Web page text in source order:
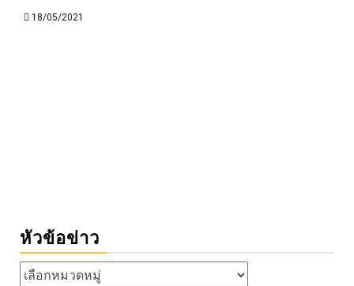
18/05/2021
หัวข้อข่าว
หัวข้อ